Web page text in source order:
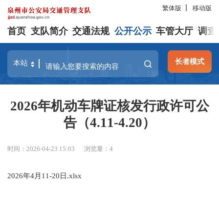
繁体版 移动版
首页 支队简介 交通法规 公开公示 车管大厅 调查
长者模式
2026年机动车牌证核发行政许可公
告（4.11-4.20）
时间：2026-04-23 15:03 浏览量：4
2026年4月11-20日.xlsx